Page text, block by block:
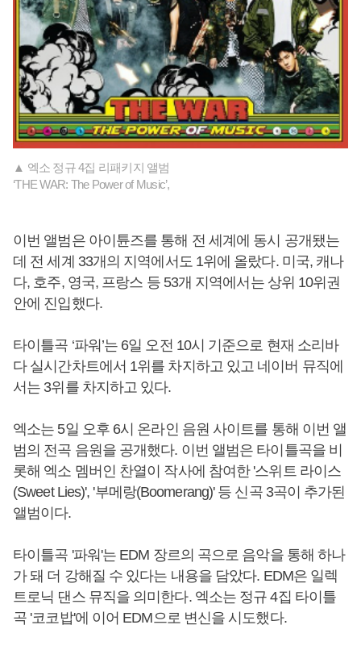
▲ 엑소 정규 4집 리패키지 앨범
‘THE WAR: The Power of Music’,
이번 앨범은 아이튠즈를 통해 전 세계에 동시 공개됐는
데 전 세계 33개의 지역에서도 1위에 올랐다. 미국, 캐나
다, 호주, 영국, 프랑스 등 53개 지역에서는 상위 10위권
안에 진입했다.
타이틀곡 ‘파워’는 6일 오전 10시 기준으로 현재 소리바
다 실시간차트에서 1위를 차지하고 있고 네이버 뮤직에
서는 3위를 차지하고 있다.
엑소는 5일 오후 6시 온라인 음원 사이트를 통해 이번 앨
범의 전곡 음원을 공개했다. 이번 앨범은 타이틀곡을 비
롯해 엑소 멤버인 찬열이 작사에 참여한 '스위트 라이스
(Sweet Lies)', '부메랑(Boomerang)' 등 신곡 3곡이 추가된
앨범이다.
타이틀곡 '파워'는 EDM 장르의 곡으로 음악을 통해 하나
가 돼 더 강해질 수 있다는 내용을 담았다. EDM은 일렉
트로닉 댄스 뮤직을 의미한다. 엑소는 정규 4집 타이틀
곡 '코코밥'에 이어 EDM으로 변신을 시도했다.